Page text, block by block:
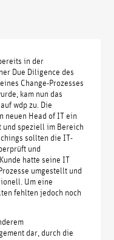
in der
Due Diligence des
Change-Prozesses
kam nun das
wdp zu. Die
neuen Head of IT ein
und speziell im Bereich
sollten die IT-
und
hatte seine IT
umgestellt und
Um eine
fehlten jedoch noch
dar, durch die